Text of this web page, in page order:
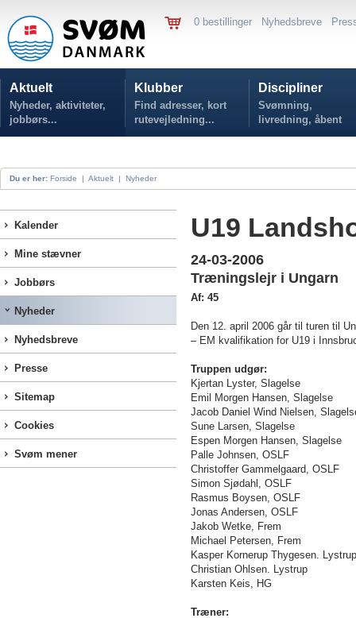
0 bestillinger Nyhedsbreve
Aktuelt
Nyheder, aktiviteter,
jobbørs...
Klubber
Find adresser, kort
rutevejledning...
Discipliner
Svømning,
livredning, åbent
vand...
Du er her: Forside | Aktuelt | Nyheder
Kalender
Mine stævner
Jobbørs
Nyheder
Nyhedsbreve
Presse
Sitemap
Cookies
Svøm mener
U19
24-03-2006
Træningslejr i Ungarn
Af: 45
Den 12. april 2006 går til turen til
– EM kvalifikation for U19 i
Truppen udgør:
Kjertan Lyster, Slagelse
Emil Morgen Hansen, Slagelse
Jacob Daniel Wind Nielsen,
Sune Larsen, Slagelse
Espen Morgen Hansen, Slagelse
Palle Johnsen, OSLF
Christoffer Gammelgaard, OSLF
Simon Sjødahl, OSLF
Rasmus Boysen, OSLF
Jonas Andersen, OSLF
Jakob Wetke, Frem
Michael Petersen, Frem
Kasper Kornerup Thygesen. Lystrup
Christian Ohlsen. Lystrup
Karsten Keis, HG
Træner: